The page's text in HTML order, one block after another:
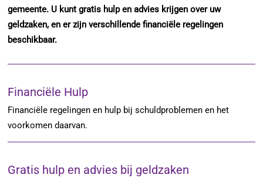
gemeente. U kunt gratis hulp en advies krijgen over uw
geldzaken, en er zijn verschillende financiële regelingen
beschikbaar.
Financiële Hulp
Financiële regelingen en hulp bij schuldproblemen en het
voorkomen daarvan.
Gratis hulp en advies bij geldzaken